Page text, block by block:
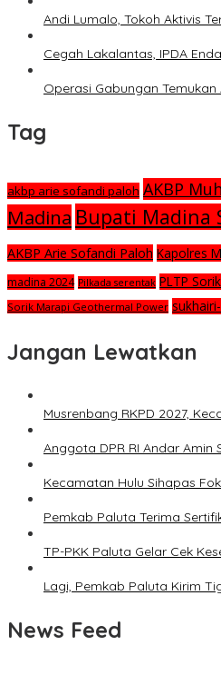
Andi Lumalo, Tokoh Aktivis
Cegah Lakalantas, IPDA
Operasi Gabungan
Tag
akbp arie sofandi paloh AKBP
Madina Bupati Madina
AKBP Arie Sofandi Paloh Kapolres
madina 2024 Pilkada serentak PLTP
Sorik Marapi Geothermal Power
Jangan Lewatkan
Musrenbang RKPD 2027,
Anggota DPR RI Andar Amin
Kecamatan Hulu Sihapas
Pemkab Paluta Terima
TP-PKK Paluta Gelar Cek
Lagi, Pemkab Paluta Kirim
News Feed